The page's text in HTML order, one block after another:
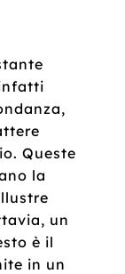
Queste
la
un
è il
in un